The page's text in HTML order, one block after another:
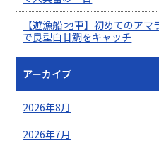
【遊漁船 地車】初めてのア
で良型白甘鯛をキャッチ
アーカイブ
2026年8月
2026年7月